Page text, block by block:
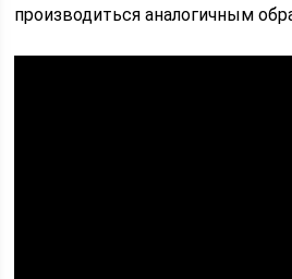
производиться аналогичным